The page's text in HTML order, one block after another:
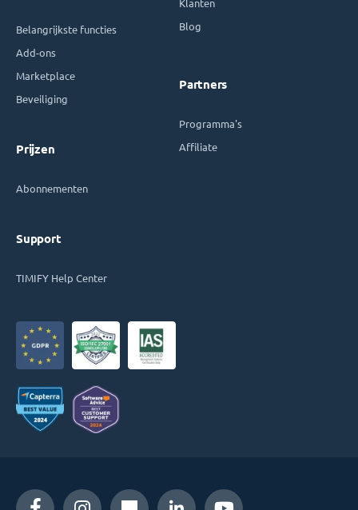
Belangrijkste functies
Add-ons
Marketplace
Beveiliging
Prijzen
Abonnementen
Support
TIMIFY Help Center
Klanten
Blog
Partners
Programma's
Affiliate